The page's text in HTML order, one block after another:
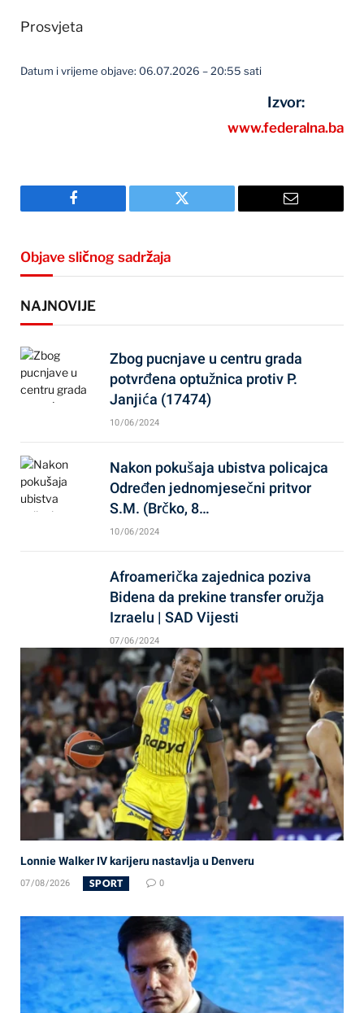
Prosvjeta
Datum i vrijeme objave: 06.07.2026 – 20:55 sati
Izvor:
www.federalna.ba
Facebook Twitter Email
Objave sličnog sadržaja
NAJNOVIJE
Zbog pucnjave u centru grada
potvrđena optužnica protiv P.
Janjića (17474)
10/06/2024
Nakon pokušaja ubistva policajca
Određen jednomjesečni pritvor
S.M. (Brčko, 8…
10/06/2024
Afroamerička zajednica poziva
Bidena da prekine transfer oružja
Izraelu | SAD Vijesti
07/06/2024
Lonnie Walker IV karijeru nastavlja u Denveru
07/08/2026 SPORT 0